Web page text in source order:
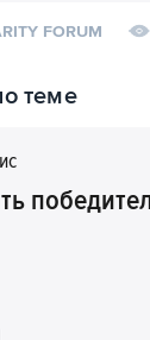
FORUM
теме